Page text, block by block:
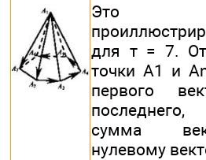
Это
для т = 7.
точки А1 и
первого
сумма
нулевому